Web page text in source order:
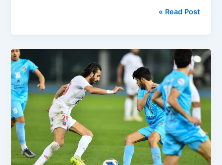
مباراة
السالمية
اليوم
لحسم
الصدارة
في
الدوري
الكويتي
Read Post »